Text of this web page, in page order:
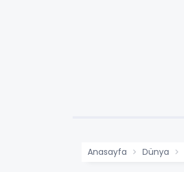
Anasayfa Dünya